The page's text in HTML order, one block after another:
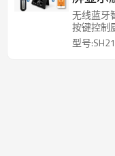
式
无线蓝牙
按键控制
型号